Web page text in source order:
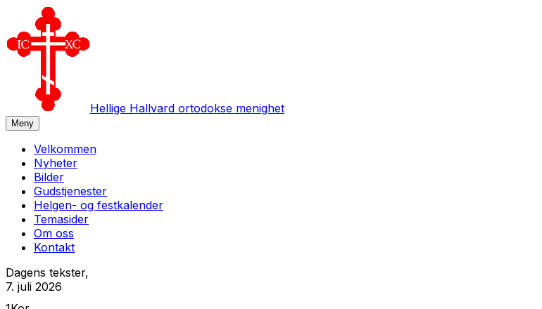
Hellige Hallvard ortodokse menighet
Meny
Velkommen
Nyheter
Bilder
Gudstjenester
Helgen- og festkalender
Temasider
Om oss
Kontakt
Dagens tekster,
7. juli 2026